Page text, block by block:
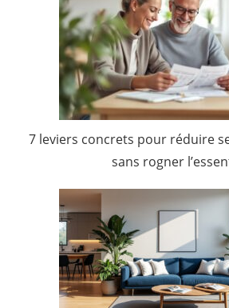
7 leviers concrets pour réduire
sans rogner